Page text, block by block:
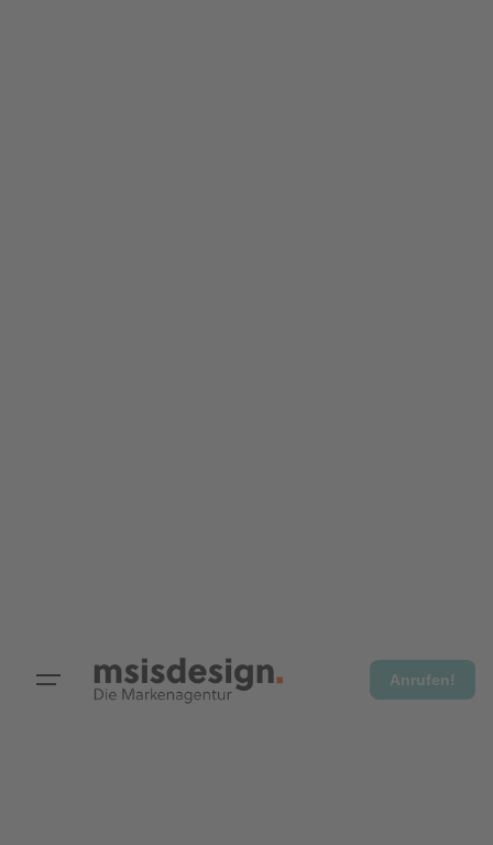
Anrufen!